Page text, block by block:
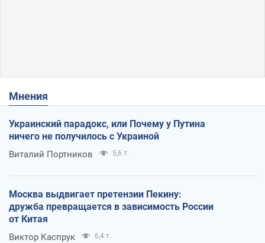
Мнения
Украинский парадокс, или Почему у Путина
ничего не получилось с Украиной
Виталий Портников 5,6 т.
Москва выдвигает претензии Пекину:
дружба превращается в зависимость России
от Китая
Виктор Каспрук 6,4 т.